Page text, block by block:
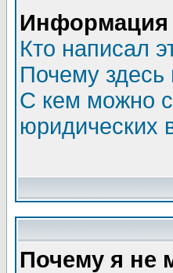
Информация
Кто написал
Почему здесь
С кем можно
юридических
Почему я не